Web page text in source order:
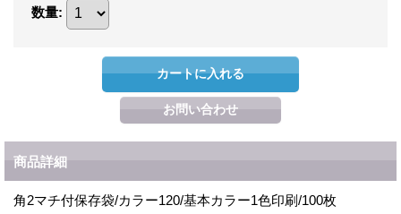
数量:
商品詳細
角2マチ付保存袋/カラー120/基本カラー1色印刷/100枚